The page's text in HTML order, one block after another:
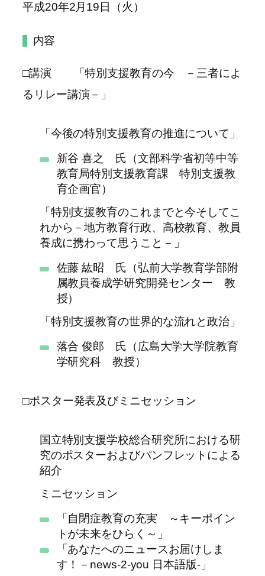
平成20年2月19日（火）
内容
□講演 「特別支援教育の今 －三者によ
るリレー講演－」
「今後の特別支援教育の推進について」
新谷 喜之 氏（文部科学省初等中等
教育局特別支援教育課 特別支援教
育企画官）
「特別支援教育のこれまでと今そしてこ
れから－地方教育行政、高校教育、教員
養成に携わって思うこと－」
佐藤 紘昭 氏（弘前大学教育学部附
属教員養成学研究開発センター 教
授）
「特別支援教育の世界的な流れと政治」
落合 俊郎 氏（広島大学大学院教育
学研究科 教授）
□ポスター発表及びミニセッション
国立特別支援学校総合研究所における研
究のポスターおよびパンフレットによる
紹介
ミニセッション
「自閉症教育の充実 ～キーポイン
トが未来をひらく～」
「あなたへのニュースお届けしま
す！－news-2-you 日本語版-」